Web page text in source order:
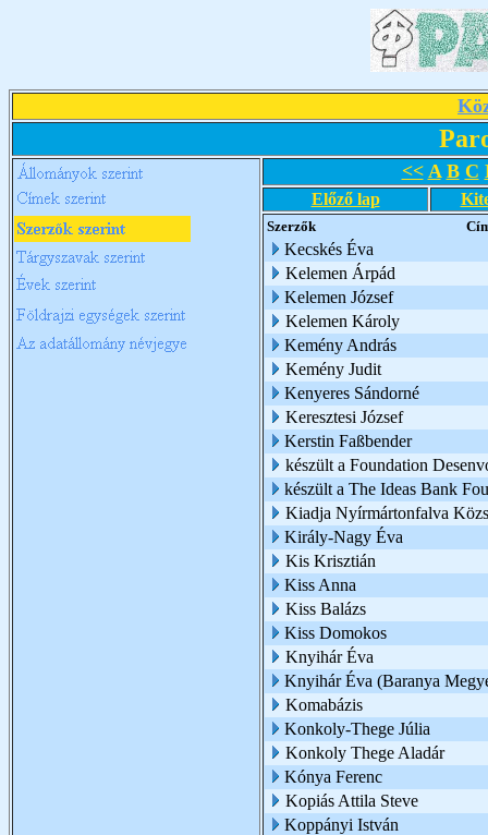
<< A B C
Előző lap
Szerzők
Kecskés Éva
Kelemen Árpád
Kelemen József
Kelemen Károly
Kemény András
Kemény Judit
Kenyeres Sándorné
Keresztesi József
Kerstin Faßbender
készült a Foundation
készült a The Ideas Bank
Kiadja Nyírmártonfalva
Király-Nagy Éva
Kis Krisztián
Kiss Anna
Kiss Balázs
Kiss Domokos
Knyihár Éva
Knyihár Éva (Baranya
Komabázis
Konkoly-Thege Júlia
Konkoly Thege Aladár
Kónya Ferenc
Kopiás Attila Steve
Koppányi István